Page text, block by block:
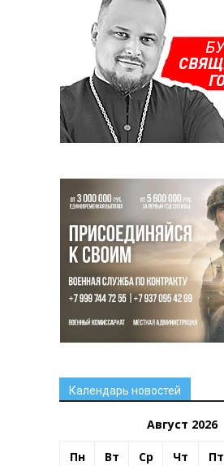
Календарь новостей
Август 2026
Пн Вт Ср Чт Пт